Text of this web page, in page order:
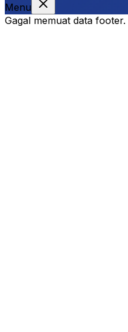
Menu
Gagal memuat data footer.